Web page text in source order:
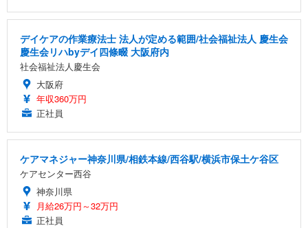
デイケアの作業療法士 法人が定める範囲/社会福祉法人 慶生会
慶生会リハbyデイ四條畷 大阪府内
社会福祉法人慶生会
大阪府
年収360万円
正社員
ケアマネジャー神奈川県/相鉄本線/西谷駅/横浜市保土ケ谷区
ケアセンター西谷
神奈川県
月給26万円～32万円
正社員